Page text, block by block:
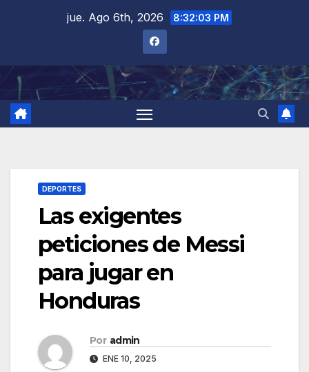
jue. Ago 6th, 2026 8:32:04 PM
DEPORTES
Las exigentes
peticiones de Messi
para jugar en
Honduras
Por admin
ENE 10, 2025